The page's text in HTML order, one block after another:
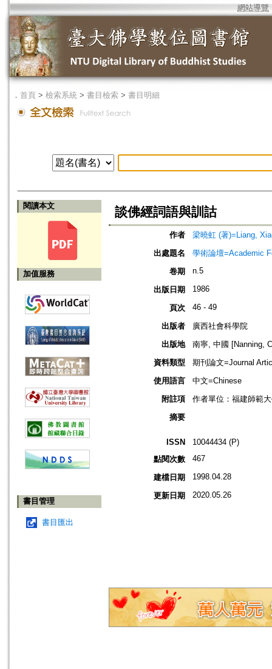
網站導覽
． 首頁 > 檢索系統 > 書目檢索 > 書目明細
閱讀本文
加值服務
書目管理
書目匯出
談佛經詞語與訓詁
作者
梁曉虹 (著)=Liang,
出處題名
學術論壇=Academic
卷期
n.5
出版日期 1986
頁次 46 - 49
出版者
廣西社會科學院
出版地
南寧, 中國 [Nanning,
資料類型
期刊論文=Journal
使用語言
中文=Chinese
附註項
作者單位：福建師範
摘要
ISSN
10044434 (P)
點閱次數
467
建檔日期 1998.04.28
更新日期 2020.05.26